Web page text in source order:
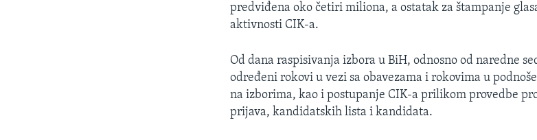
predviđena oko četiri miliona, a ostatak za štampanje
aktivnosti CIK-a.
Od dana raspisivanja izbora u BiH, odnosno od naredne
određeni rokovi u vezi sa obavezama i rokovima u
na izborima, kao i postupanje CIK-a prilikom provedbe
prijava, kandidatskih lista i kandidata.